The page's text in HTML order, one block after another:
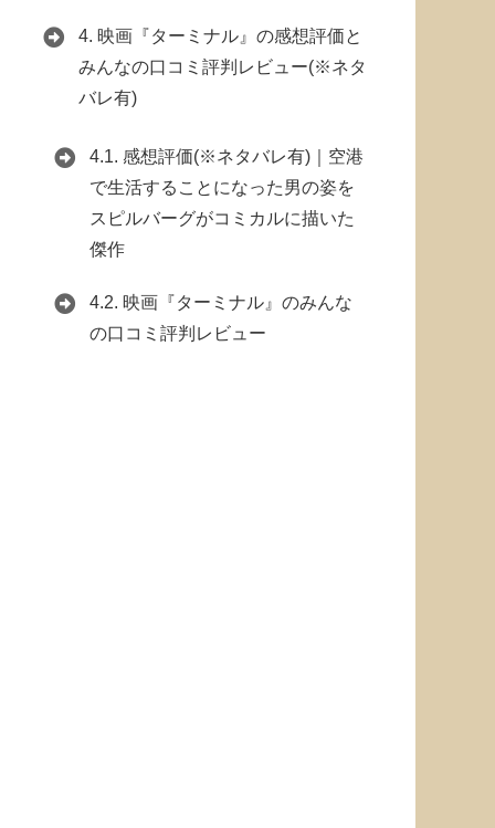
4. 映画『ターミナル』の感想評価と
みんなの口コミ評判レビュー(※ネタ
バレ有)
4.1. 感想評価(※ネタバレ有)｜空港
で生活することになった男の姿を
スピルバーグがコミカルに描いた
傑作
4.2. 映画『ターミナル』のみんな
の口コミ評判レビュー